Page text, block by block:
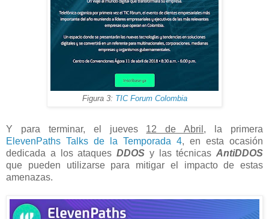
Figura 3: TIC Forum Colombia
Y para terminar, el jueves 12 de Abril , la primera
ElevenPaths Talks de la Temporada 4, en esta ocasión
dedicada a los ataques DDOS y las técnicas AntiDDOS
que pueden utilizarse para mitigar el impacto de estas
amenazas.